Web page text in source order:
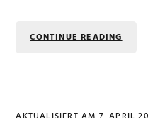
CONTINUE READING
AKTUALISIERT AM 7. APRIL